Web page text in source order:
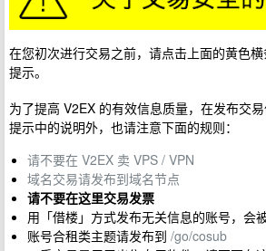
在您初次进行交易之前，请点击上面的黄色
提示。
为了提高 V2EX 的有效信息质量，在发布交
提示中的说明外，也请注意下面的规则：
请不要在 V2EX 卖 VPS / VPN
域名交易请发布到域名节点
请不要在这里交易发票
用「借楼」方式发布无关信息的账号，会
账号合租类主题请发布到 /go/cosub